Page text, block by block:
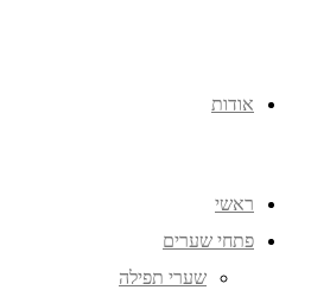
אודות
ראשי
פתחי שערים
שערי תפילה